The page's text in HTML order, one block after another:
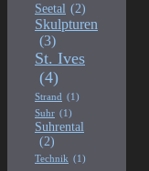
Seetal (2)
Skulpturen
(3)
St. Ives
(4)
Strand
(1)
Suhr (1)
Suhrental
(2)
Technik (1)